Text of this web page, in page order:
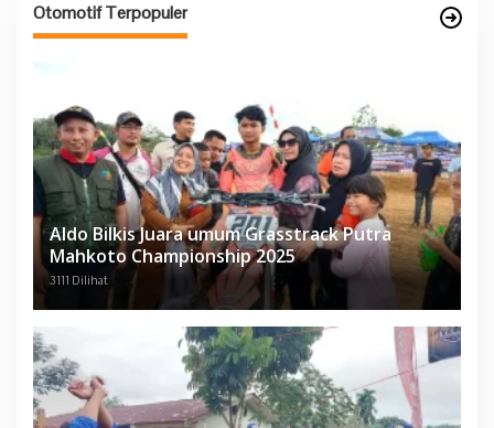
Otomotif Terpopuler
Aldo Bilkis Juara umum Grasstrack Putra
Mahkoto Championship 2025
3111 Dilihat